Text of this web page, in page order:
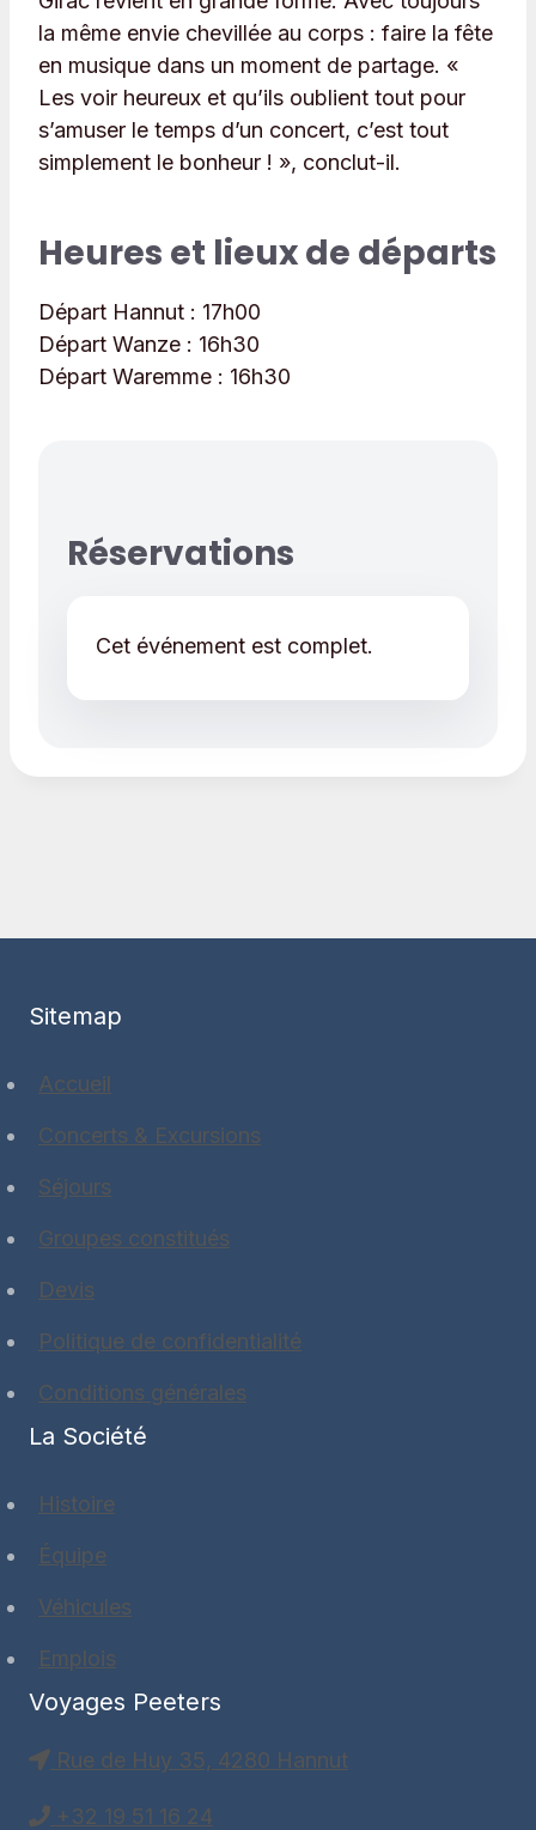
la même envie chevillée au corps : faire la fête
en musique dans un moment de partage. «
Les voir heureux et qu’ils oublient tout pour
s’amuser le temps d’un concert, c’est tout
simplement le bonheur ! », conclut-il.
Heures et lieux de départs
Départ Hannut : 17h00
Départ Wanze : 16h30
Départ Waremme : 16h30
Réservations
Cet événement est complet.
Sitemap
Accueil
Concerts & Excursions
Séjours
Groupes constitués
Devis
Politique de confidentialité
Conditions générales
La Société
Histoire
Équipe
Véhicules
Emplois
Voyages Peeters
Rue de Huy 35, 4280 Hannut
+32 19 51 16 24